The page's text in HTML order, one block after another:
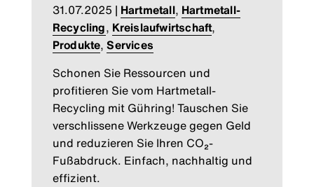
31.07.2025 | Hartmetall, Hartmetall-
Recycling, Kreislaufwirtschaft,
Produkte,Services
Schonen Sie Ressourcen und
profitieren Sie vom Hartmetall-
Recycling mit Gühring! Tauschen Sie
verschlissene Werkzeuge gegen Geld
und reduzieren Sie Ihren CO₂-
Fußabdruck. Einfach, nachhaltig und
effizient.